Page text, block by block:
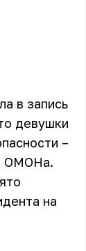
в запись
девушки
–
ОМОНа.
на